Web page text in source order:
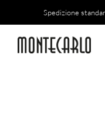
Spedizione